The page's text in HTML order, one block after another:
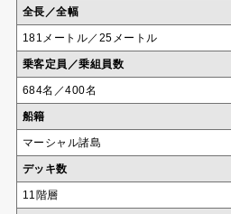
全長／全幅
181メートル／25メートル
乗客定員／乗組員数
684名／400名
船籍
マーシャル諸島
デッキ数
11階層